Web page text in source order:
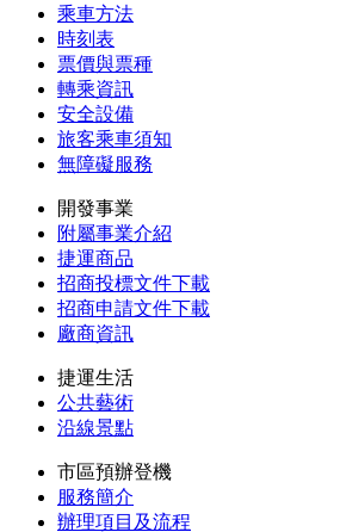
乘車方法
時刻表
票價與票種
轉乘資訊
安全設備
旅客乘車須知
無障礙服務
開發事業
附屬事業介紹
捷運商品
招商投標文件下載
招商申請文件下載
廠商資訊
捷運生活
公共藝術
沿線景點
市區預辦登機
服務簡介
辦理項目及流程